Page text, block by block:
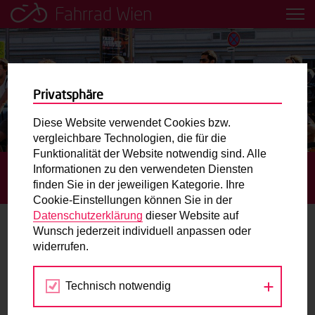
Fahrrad Wien
Leih dir einfach ein Transportfahrrad in deiner Nähe aus!
Mobilitätsbildung für Kinder und
Jugendliche
Radweg-Projektkarte
Routenplaner
Mit dem Fahrrad in Wien unterwegs? Hier finden Sie die
beste Route.
Wunschbox
Sie haben ein Anliegen zum Radverkehr? Schreiben Sie
STARTSEITE TERMINE
RADTRAINING FÜR
SENIORINNEN UND SENIOREN
22.
SEP
2016
Privatsphäre
Diese Website verwendet Cookies bzw.
vergleichbare Technologien, die für die
Funktionalität der Website notwendig sind. Alle
Informationen zu den verwendeten Diensten
finden Sie in der jeweiligen Kategorie. Ihre
Cookie-Einstellungen können Sie in der
Datenschutzerklärung dieser Website auf
Wunsch jederzeit individuell anpassen oder
widerrufen.
Technisch notwendig